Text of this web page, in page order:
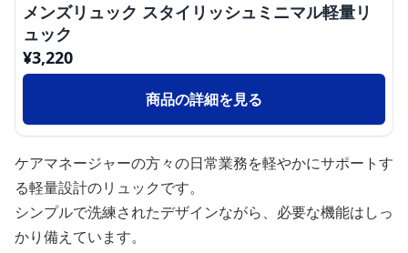
メンズリュック スタイリッシュミニマル軽量リ
ュック
¥3,220
商品の詳細を見る
ケアマネージャーの方々の日常業務を軽やかにサポートす
る軽量設計のリュックです。
シンプルで洗練されたデザインながら、必要な機能はしっ
かり備えています。